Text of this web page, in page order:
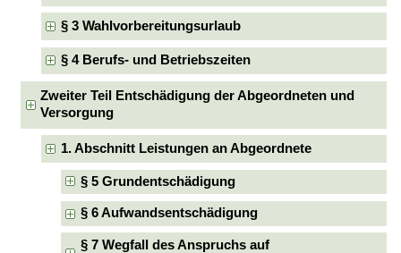
§ 3 Wahlvorbereitungsurlaub
§ 4 Berufs- und Betriebszeiten
Zweiter Teil Entschädigung der Abgeordneten und
Versorgung
1. Abschnitt Leistungen an Abgeordnete
§ 5 Grundentschädigung
§ 6 Aufwandsentschädigung
§ 7 Wegfall des Anspruchs auf